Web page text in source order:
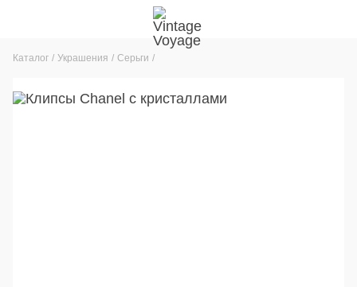
Каталог Украшения Серьги